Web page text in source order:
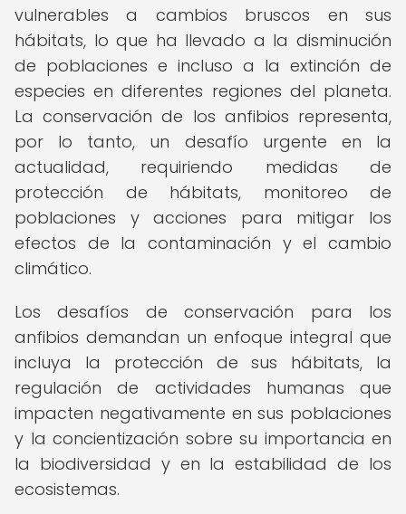
vulnerables a cambios bruscos en sus
hábitats, lo que ha llevado a la disminución
de poblaciones e incluso a la extinción de
especies en diferentes regiones del planeta.
La conservación de los anfibios representa,
por lo tanto, un desafío urgente en la
actualidad, requiriendo medidas de
protección de hábitats, monitoreo de
poblaciones y acciones para mitigar los
efectos de la contaminación y el cambio
climático.
Los desafíos de conservación para los
anfibios demandan un enfoque integral que
incluya la protección de sus hábitats, la
regulación de actividades humanas que
impacten negativamente en sus poblaciones
y la concientización sobre su importancia en
la biodiversidad y en la estabilidad de los
ecosistemas.